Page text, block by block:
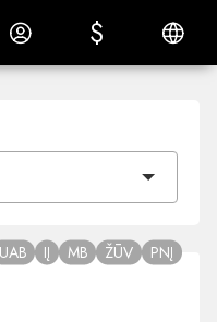
Prisijungti $
$ Lietuvių
UAB IĮ MB ŽŪV PNĮ